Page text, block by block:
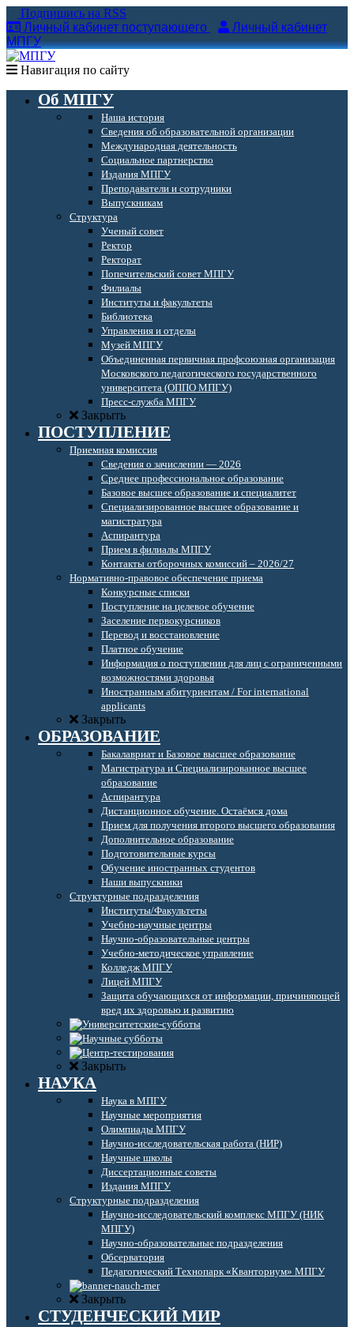
Подпишись на RSS
Личный кабинет поступающего
Личный кабинет
МПГУ
Навигация по сайту
Об МПГУ
Наша история
Сведения об образовательной организации
Международная деятельность
Социальное партнерство
Издания МПГУ
Преподаватели и сотрудники
Выпускникам
Структура
Ученый совет
Ректор
Ректорат
Попечительский совет МПГУ
Филиалы
Институты и факультеты
Библиотека
Управления и отделы
Музей МПГУ
Объединенная первичная профсоюзная организация
Московского педагогического государственного
университета (ОППО МПГУ)
Пресс-служба МПГУ
Закрыть
ПОСТУПЛЕНИЕ
Приемная комиссия
Сведения о зачислении — 2026
Среднее профессиональное образование
Базовое высшее образование и специалитет
Специализированное высшее образование и
магистратура
Аспирантура
Прием в филиалы МПГУ
Контакты отборочных комиссий – 2026/27
Нормативно-правовое обеспечение приема
Конкурсные списки
Поступление на целевое обучение
Заселение первокурсников
Перевод и восстановление
Платное обучение
Информация о поступлении для лиц с ограниченными
возможностями здоровья
Иностранным абитуриентам / For international
applicants
Закрыть
ОБРАЗОВАНИЕ
Бакалавриат и Базовое высшее образование
Магистратура и Специализированное высшее
образование
Аспирантура
Дистанционное обучение. Остаёмся дома
Прием для получения второго высшего образования
Дополнительное образование
Подготовительные курсы
Обучение иностранных студентов
Наши выпускники
Структурные подразделения
Институты/Факультеты
Учебно-научные центры
Научно-образовательные центры
Учебно-методическое управление
Колледж МПГУ
Лицей МПГУ
Защита обучающихся от информации, причиняющей
вред их здоровью и развитию
Закрыть
НАУКА
Наука в МПГУ
Научные мероприятия
Олимпиады МПГУ
Научно-исследовательская работа (НИР)
Научные школы
Диссертационные советы
Издания МПГУ
Структурные подразделения
Научно-исследовательский комплекс МПГУ (НИК
МПГУ)
Научно-образовательные подразделения
Обсерватория
Педагогический Технопарк «Кванториум» МПГУ
Закрыть
СТУДЕНЧЕСКИЙ МИР